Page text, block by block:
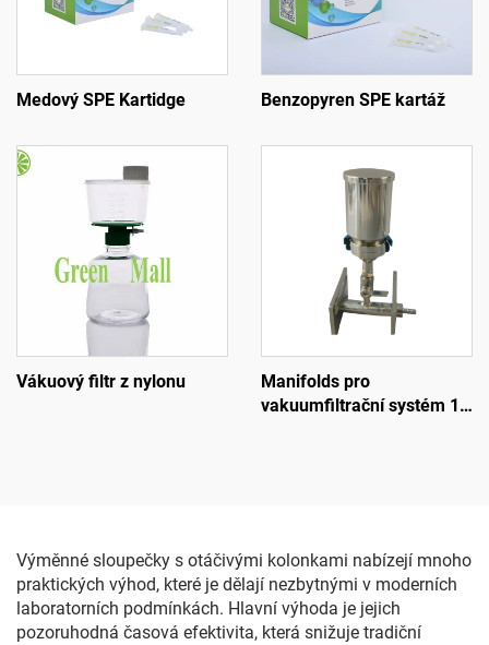
Medový SPE Kartidge Benzopyren SPE kartáž
Vákuový filtr z nylonu
Manifolds pro
vakuumfiltrační systém 1-
Výměnné sloupečky s otáčivými kolonkami nabízejí mnoho
praktických výhod, které je dělají nezbytnými v moderních
laboratorních podmínkách. Hlavní výhoda je jejich
pozoruhodná časová efektivita, která snižuje tradiční